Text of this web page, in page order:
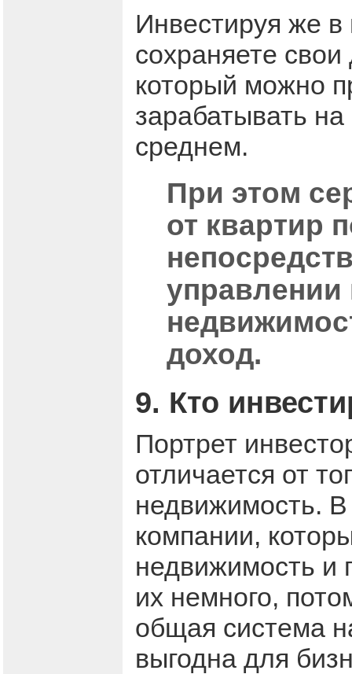
Инвестируя же
сохраняете
который можно
зарабатывать
среднем.
При этом
от квартир
управлении
доход.
9. Кто
Портрет
отличается от
недвижимость.
компании,
недвижимость и
их немного,
общая система
выгодна для